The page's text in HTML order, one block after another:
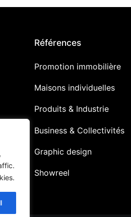
Références
Promotion immobilière
Maisons individuelles
Produits & Industrie
Business & Collectivités
Graphic design
Showreel